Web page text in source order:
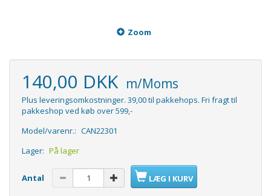
Zoom
140,00 DKK m/Moms
Plus leveringsomkostninger. 39,00 til pakkehops. Fri fragt til
pakkeshop ved køb over 599,-
Model/varenr.: CAN22301
Lager: På lager
Antal LÆG I KURV